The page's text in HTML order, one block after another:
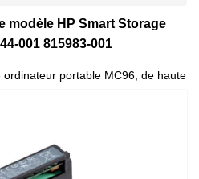
modèle HP Smart Storage
001 815983-001
portable MC96, de haute